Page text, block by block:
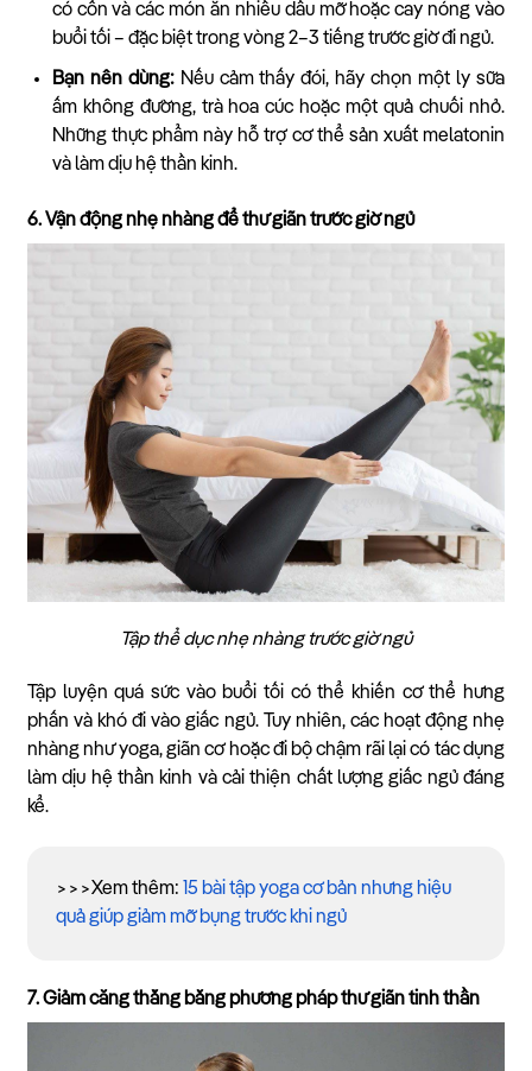
có cồn và các món ăn nhiều dầu mỡ hoặc cay nóng vào
buổi tối – đặc biệt trong vòng 2–3 tiếng trước giờ đi ngủ.
Bạn nên dùng:Nếu cảm thấy đói, hãy chọn một ly sữa
ấm không đường, trà hoa cúc hoặc một quả chuối nhỏ.
Những thực phẩm này hỗ trợ cơ thể sản xuất melatonin
và làm dịu hệ thần kinh.
6. Vận động nhẹ nhàng để thư giãn trước giờ ngủ
Tập thể dục nhẹ nhàng trước giờ ngủ
Tập luyện quá sức vào buổi tối có thể khiến cơ thể hưng
phấn và khó đi vào giấc ngủ. Tuy nhiên, các hoạt động nhẹ
nhàng như yoga, giãn cơ hoặc đi bộ chậm rãi lại có tác dụng
làm dịu hệ thần kinh và cải thiện chất lượng giấc ngủ đáng
kể.
>>>Xem thêm: 15 bài tập yoga cơ bản nhưng hiệu
quả giúp giảm mỡ bụng trước khi ngủ
7. Giảm căng thẳng bằng phương pháp thư giãn tinh thần